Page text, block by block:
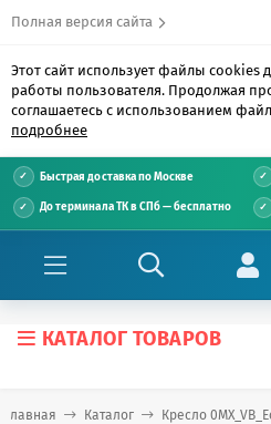
Полная версия сайта
Этот сайт использует файлы cookies
работы пользователя. Продолжая
соглашаетесь с использованием
подробнее
Быстрая доставка по Москве
До терминала ТК в СПб — бесплатно
КАТАЛОГ ТОВАРОВ
Главная Каталог Кресло